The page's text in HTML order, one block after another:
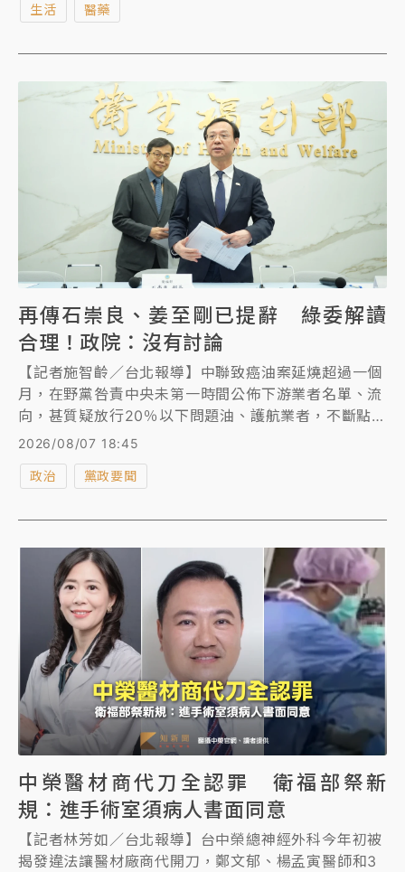
靜儀今日(8/8)表示，專家基於科學討論，我們也認為
任，沒有問題。
生活 醫藥
再傳石崇良、姜至剛已提辭 綠委解讀
合理！政院：沒有討論
【記者施智齡／台北報導】中聯致癌油案延燒超過一個
月，在野黨咎責中央未第一時間公佈下游業者名單、流
向，甚質疑放行20％以下問題油、護航業者，不斷點名
衛福部長石崇良、食藥署長姜至剛等人負起政治責任。
今再傳出石、姜兩人已提出請辭，行政院發言人李慧芝
傍晚回應「目前沒有相關討論」，民進黨團幹事長莊瑞
防範、食安風波不再發生。
2026/08/07 18:45
政治 黨政要聞
中榮醫材商代刀全認罪 衛福部祭新
規：進手術室須病人書面同意
【記者林芳如／台北報導】台中榮總神經外科今年初被
揭發違法讓醫材廠商代開刀，鄭文郁、楊孟寅醫師和3